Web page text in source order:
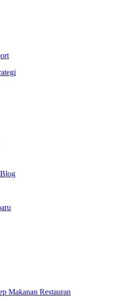
Makanan Restauran